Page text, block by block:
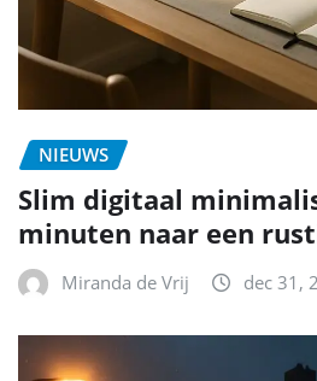
NIEUWS
Slim digitaal
minuten naar een
Miranda de Vrij dec 31,